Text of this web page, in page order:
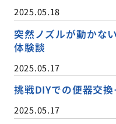
2025.05.18
突然ノズルが動かな
体験談
2025.05.17
挑戦DIYでの便器交
2025.05.17